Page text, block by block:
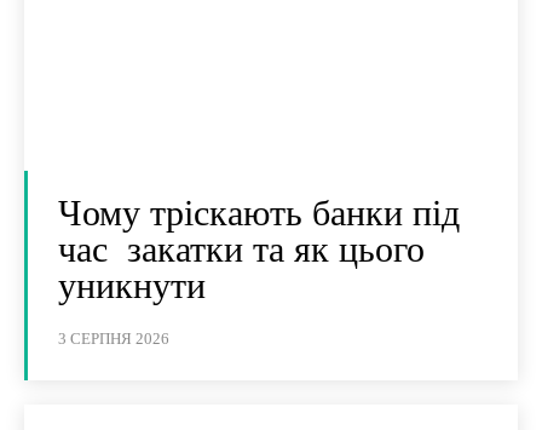
Чому тріскають банки під
час закатки та як цього
уникнути
3 СЕРПНЯ 2026